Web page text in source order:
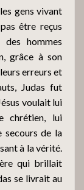
gens vivant
être reçus
des hommes
grâce à son
erreurs et
Judas fut
voulait lui
chrétien, lui
secours de la
à la vérité.
qui brillait
se livrait au